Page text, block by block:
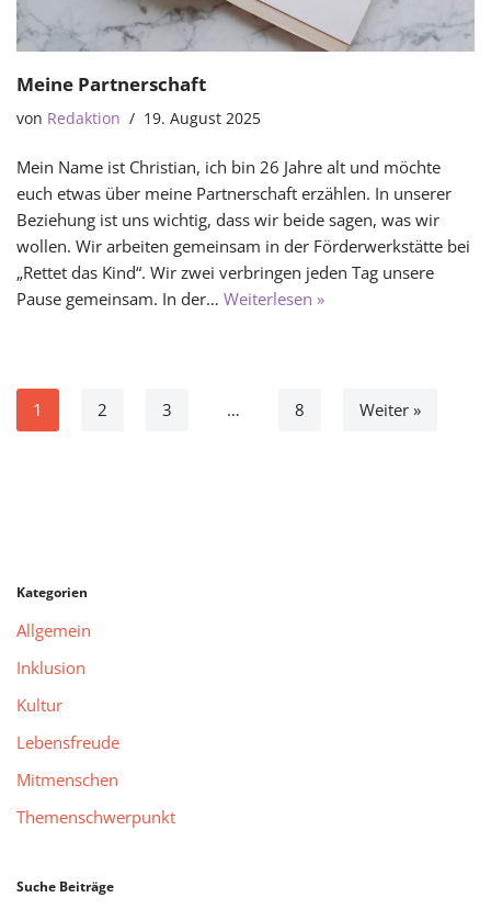
Meine Partnerschaft
von Redaktion 19. August 2025
Mein Name ist Christian, ich bin 26 Jahre alt und möchte
euch etwas über meine Partnerschaft erzählen. In unserer
Beziehung ist uns wichtig, dass wir beide sagen, was wir
wollen. Wir arbeiten gemeinsam in der Förderwerkstätte bei
„Rettet das Kind“. Wir zwei verbringen jeden Tag unsere
Pause gemeinsam. In der… Weiterlesen »
1 2 3 … 8 Weiter »
Kategorien
Allgemein
Inklusion
Kultur
Lebensfreude
Mitmenschen
Themenschwerpunkt
Suche Beiträge